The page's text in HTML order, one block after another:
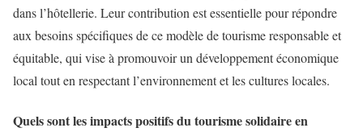
dans l’hôtellerie. Leur contribution est essentielle pour répondre
aux besoins spécifiques de ce modèle de tourisme responsable et
équitable, qui vise à promouvoir un développement économique
local tout en respectant l’environnement et les cultures locales.
Quels sont les impacts positifs du tourisme solidaire en